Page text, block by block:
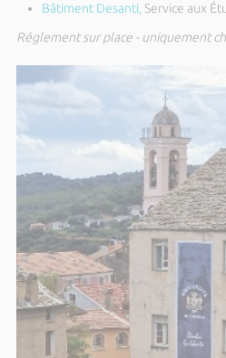
Bâtiment Desanti,Service aux
Réglement sur place - uniquement